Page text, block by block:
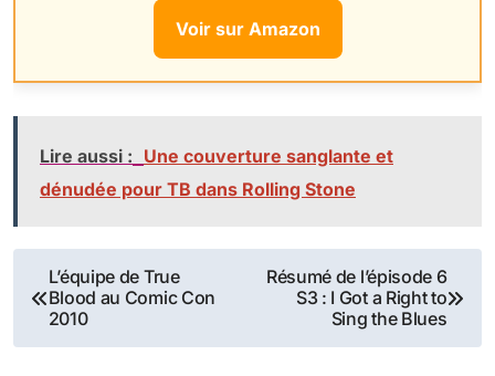
Voir sur Amazon
Lire aussi : Une couverture sanglante et
dénudée pour TB dans Rolling Stone
Navigation
de
L’équipe de True
Blood au Comic Con
2010
Résumé de l’épisode 6
S3 : I Got a Right to
Sing the Blues